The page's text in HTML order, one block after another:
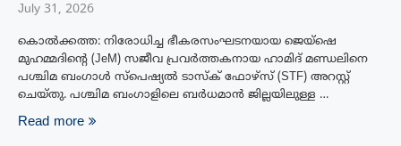
July 31, 2026
കൊൽക്കത്ത: നിരോധിച്ച ഭീകരസംഘടനയായ ജെയ്‌ഷെ
മുഹമ്മദിന്റെ (JeM) സജീവ പ്രവർത്തകനായ ഹാമിദ് മണ്ഡലിനെ
പശ്ചിമ ബംഗാൾ സ്പെഷ്യൽ ടാസ്‌ക് ഫോഴ്‌സ് (STF) അറസ്റ്റ്
ചെയ്തു. പശ്ചിമ ബംഗാളിലെ ബർധമാൻ ജില്ലയിലുള്ള …
Read more